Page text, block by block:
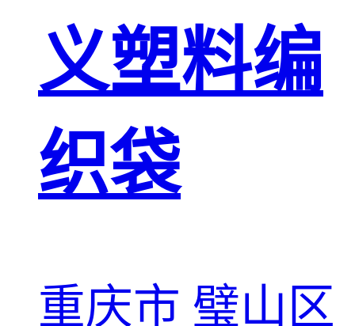
义塑料编
织袋
重庆市 璧山区